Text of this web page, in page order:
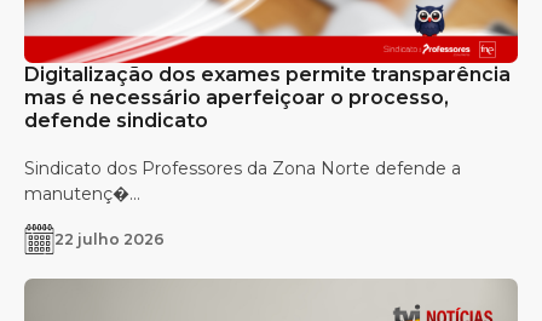
Digitalização dos exames permite transparência
mas é necessário aperfeiçoar o processo,
defende sindicato
Sindicato dos Professores da Zona Norte defende a
manutenç�...
22 julho 2026